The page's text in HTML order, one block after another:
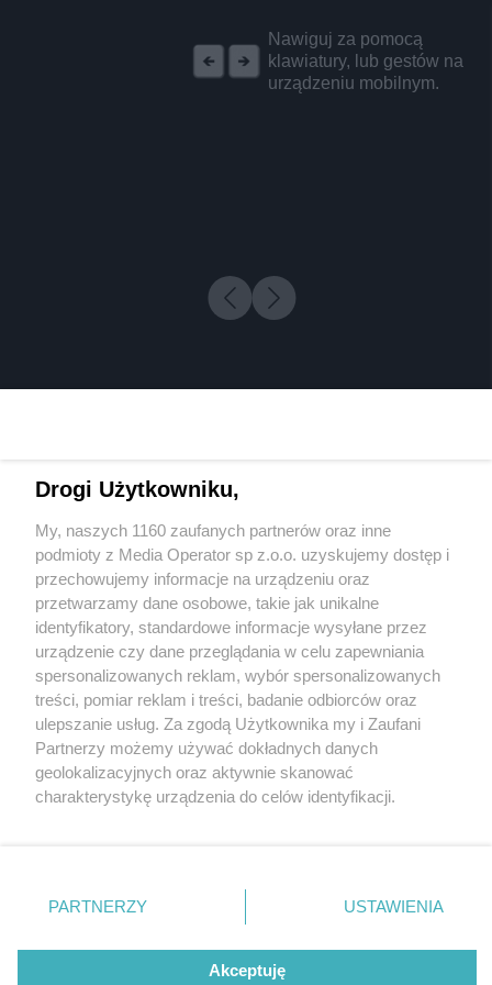
Nawiguj za pomocą
klawiatury, lub gestów na
urządzeniu mobilnym.
4 / 0
Wydawca mediów lokalnych
Nie zapomnij
zapoznać się z:
polityką prywatności
Twojemiasto
Piekary Śląskie
Chorzów
Tarnowskie Góry
Gliwice
Skontakuj sięz nami
Kontakt
Redakcja
Newsletter
Drogi Użytkowniku,
My, naszych 1160 zaufanych partnerów oraz inne
podmioty z Media Operator sp z.o.o. uzyskujemy dostęp i
przechowujemy informacje na urządzeniu oraz
przetwarzamy dane osobowe, takie jak unikalne
identyfikatory, standardowe informacje wysyłane przez
urządzenie czy dane przeglądania w celu zapewniania
spersonalizowanych reklam, wybór spersonalizowanych
treści, pomiar reklam i treści, badanie odbiorców oraz
ulepszanie usług. Za zgodą Użytkownika my i Zaufani
Partnerzy możemy używać dokładnych danych
geolokalizacyjnych oraz aktywnie skanować
charakterystykę urządzenia do celów identyfikacji.
zmienić/wycofać klikając przycisk ustawień prywatności
znajdujący się w lewym dolnym rogu strony
rodzaje przetwarzania danych nie wymagają zgody
użytkownika, ale masz prawo sprzeciwić się takiemu
PARTNERZY USTAWIENIA
Akceptuję